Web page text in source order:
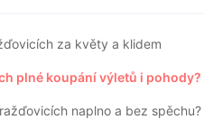
za květy a klidem
plné koupání výletů i pohody?
naplno a bez spěchu?